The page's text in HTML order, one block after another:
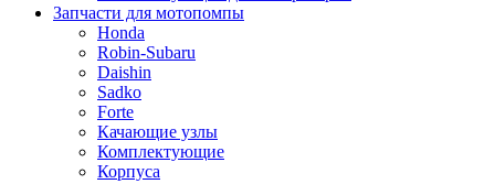
Запчасти для мотопомпы
Honda
Robin-Subaru
Daishin
Sadko
Forte
Качающие узлы
Комплектующие
Корпуса